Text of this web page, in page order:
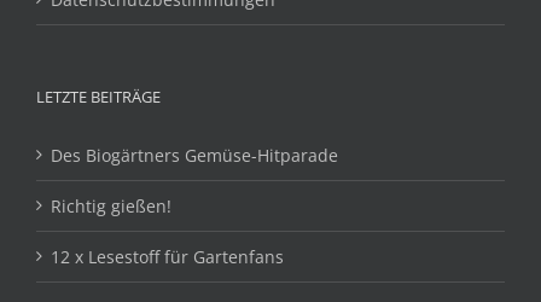
LETZTE BEITRÄGE
Des Biogärtners Gemüse-Hitparade
Richtig gießen!
12 x Lesestoff für Gartenfans